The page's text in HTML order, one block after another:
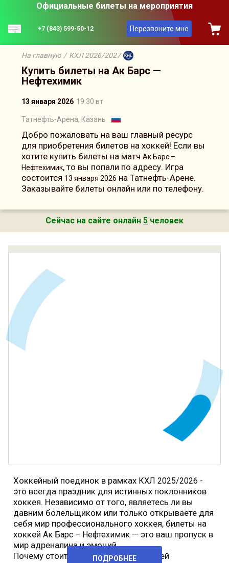
Официальные билеты на мероприятия
+7 (843) 599-50-12 Перезвоните мне
На главную / КХЛ 2026/2027
Купить билеты на Ак Барс —
Нефтехимик
13 января 2026 19:30 вт
Татнефть-Арена, Казань
Добро пожаловать на ваш главный ресурс
для приобретения билетов на хоккей! Если вы
хотите купить билеты на матч Ак Барс –
Нефтехимик, то вы попали по адресу. Игра
состоится 13 января 2026 на Татнефть-Арене.
Заказывайте билеты онлайн или по телефону.
Сейчас на сайте онлайн 5 человек
Хоккейный поединок в рамках КХЛ 2025/2026 -
это всегда праздник для истинных поклонников
хоккея. Независимо от того, являетесь ли вы
давним болельщиком или только открываете для
себя мир профессионального хоккея, билеты на
хоккейАк Барс – Нефтехимик — это ваш пропуск в
мир адреналина и эмоций.
Почему стоит купить билеты на хоккей
ПОДРОБНЕЕ